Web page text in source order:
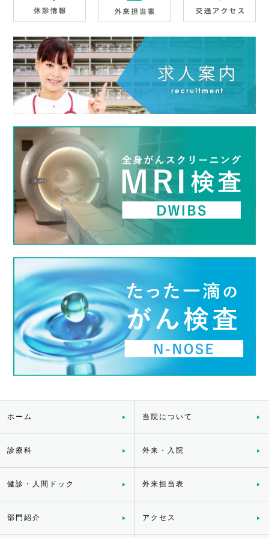
ホーム 当院について
診療科 外来・入院
健診・人間ドック 外来担当表
部門紹介 アクセス